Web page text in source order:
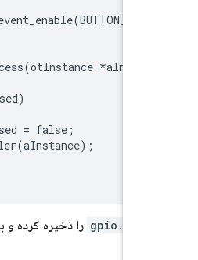
= false;
را ذخیره کرده و ببندید .